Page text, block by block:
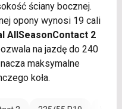
ściany bocznej.
opony wynosi 19 cali
AllSeasonContact 2
na jazdę do 240
maksymalne
koła.